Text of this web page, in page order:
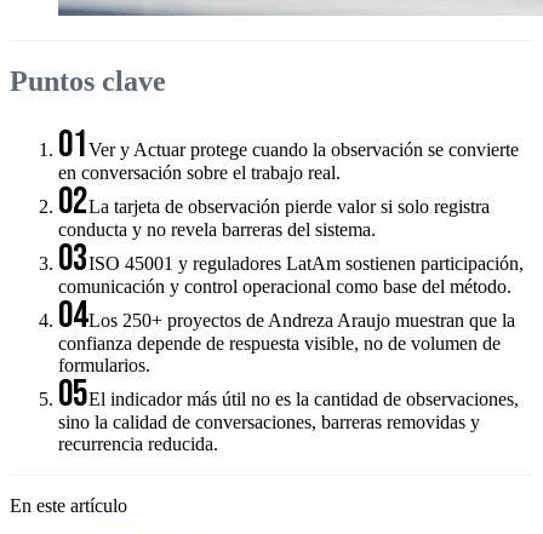
Puntos clave
01Ver y Actuar protege cuando la observación se convierte
en conversación sobre el trabajo real.
02La tarjeta de observación pierde valor si solo registra
conducta y no revela barreras del sistema.
03ISO 45001 y reguladores LatAm sostienen participación,
comunicación y control operacional como base del método.
04Los 250+ proyectos de Andreza Araujo muestran que la
confianza depende de respuesta visible, no de volumen de
formularios.
05El indicador más útil no es la cantidad de observaciones,
sino la calidad de conversaciones, barreras removidas y
recurrencia reducida.
En este artículo